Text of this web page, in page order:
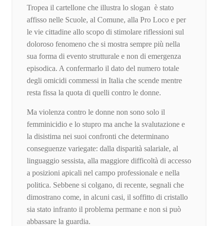
Tropea il cartellone che illustra lo slogan è stato
affisso nelle Scuole, al Comune, alla Pro Loco e per
le vie cittadine allo scopo di stimolare riflessioni sul
doloroso fenomeno che si mostra sempre più nella
sua forma di evento strutturale e non di emergenza
episodica. A confermarlo il dato del numero totale
degli omicidi commessi in Italia che scende mentre
resta fissa la quota di quelli contro le donne.
Ma violenza contro le donne non sono solo il
femminicidio e lo stupro ma anche la svalutazione e
la disistima nei suoi confronti che determinano
conseguenze variegate: dalla disparità salariale, al
linguaggio sessista, alla maggiore difficoltà di accesso
a posizioni apicali nel campo professionale e nella
politica. Sebbene si colgano, di recente, segnali che
dimostrano come, in alcuni casi, il soffitto di cristallo
sia stato infranto il problema permane e non si può
abbassare la guardia.